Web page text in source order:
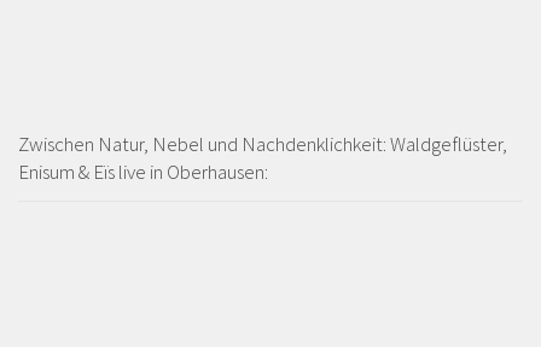
Zwischen Natur, Nebel und Nachdenklichkeit: Waldgeflüster,
Enisum & Eïs live in Oberhausen: